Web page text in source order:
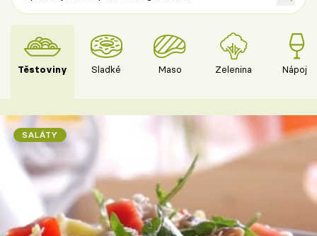
Těstoviny Sladké Maso Zelenina Nápoje
SALÁTY